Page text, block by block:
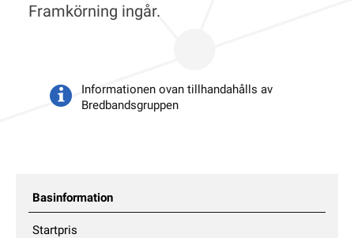
Framkörning ingår.
Informationen ovan tillhandahålls av
Bredbandsgruppen
Basinformation
Startpris